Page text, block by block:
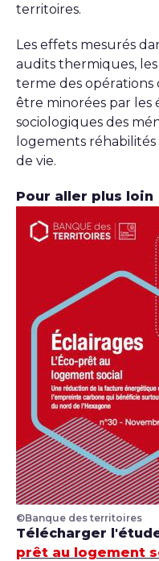
territoires.
Les effets mesurés
audits thermiques,
terme des
être minorées par les
sociologiques des
logements
de vie.
Pour aller plus loin
Revue Eclairages :
©Banque des territoires
Télécharger
prêt au logement